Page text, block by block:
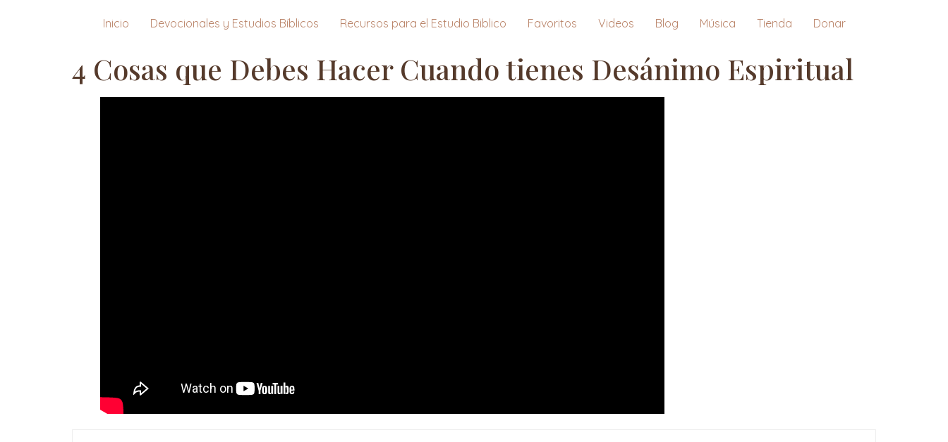
Inicio Devocionales y Estudios Bíblicos Recursos para el Estudio Biblico Favoritos Videos Blog Música Tienda Donar
4 Cosas que Debes Hacer Cuando tienes Desánimo Espiritual